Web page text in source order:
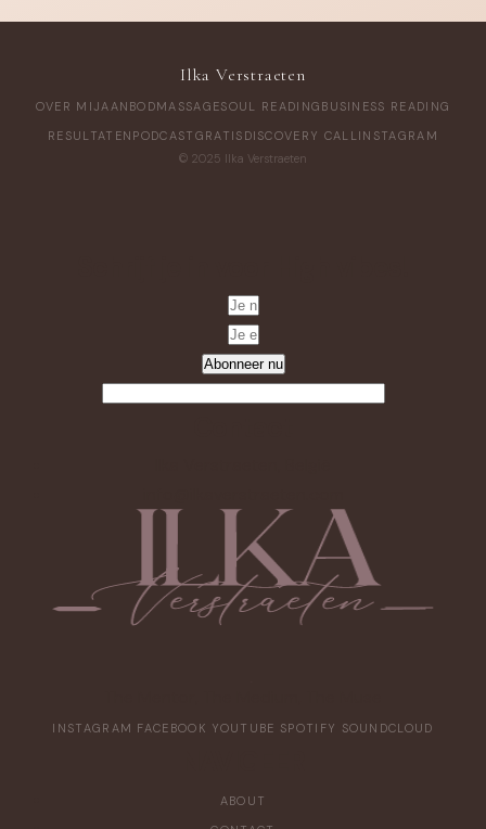
Ilka Verstraeten
OVER MIJ AANBODMASSAGESOUL READING BUSINESS READING
RESULTATEN PODCAST GRATIS DISCOVERY CALL INSTAGRAM
© 2025 Ilka Verstraeten
Abonneer nu
INSTAGRAM FACEBOOK YOUTUBE SPOTIFY SOUNDCLOUD
ABOUT